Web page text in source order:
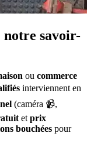
notre savoir-
ou commerce
interviennent en
(caméra 📹,
etprix
bouchées pour